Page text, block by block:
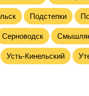
Подстепки
Серноводск
Усть-Кинельский